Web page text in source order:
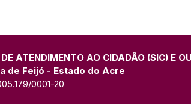
ATENDIMENTO AO CIDADÃO (SIC) E
de Feijó - Estado do Acre
0001-20